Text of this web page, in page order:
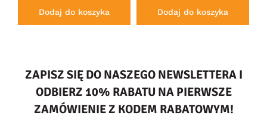
Dodaj do koszyka Dodaj do koszyka
ZAPISZ SIĘ DO NASZEGO NEWSLETTERA I
ODBIERZ 10% RABATU NA PIERWSZE
ZAMÓWIENIE Z KODEM RABATOWYM!